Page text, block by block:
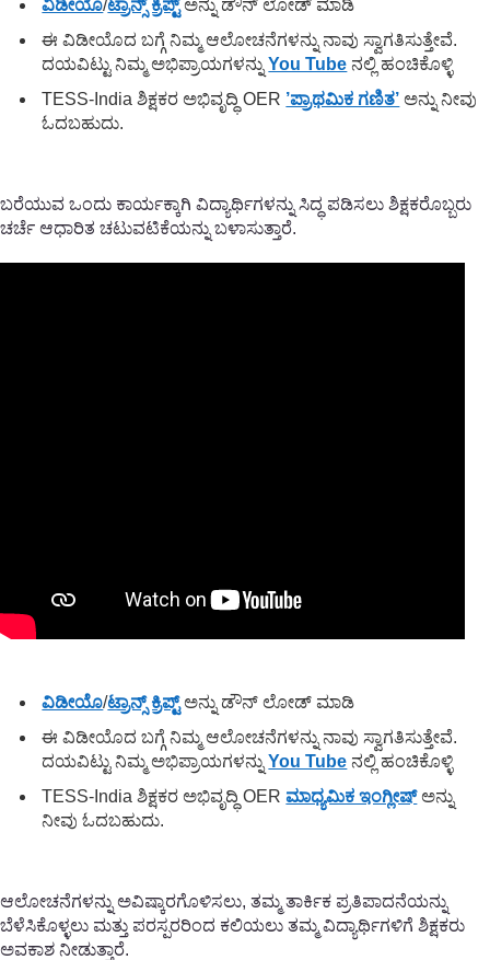
ವಿಡೀಯೊ/ಟ್ರಾನ್ಸ್ ಕ್ರಿಪ್ಟ್ಅನ್ನು ಡೌನ್ ಲೋಡ್ ಮಾಡಿ
ಈ ವಿಡೀಯೊದ ಬಗ್ಗೆ ನಿಮ್ಮ ಆಲೋಚನೆಗಳನ್ನು ನಾವು ಸ್ವಾಗತಿಸುತ್ತೇವೆ.
ದಯವಿಟ್ಟು ನಿಮ್ಮ ಅಭಿಪ್ರಾಯಗಳನ್ನುYou Tube ನಲ್ಲಿ ಹಂಚಿಕೊಳ್ಳಿ
TESS-India ಶಿಕ್ಷಕರ ಅಭಿವೃದ್ಧಿ OER ’ಪ್ರಾಥಮಿಕ ಗಣಿತ’ ಅನ್ನು ನೀವು
ಓದಬಹುದು.
ಬರೆಯುವ ಒಂದು ಕಾರ್ಯಕ್ಕಾಗಿ ವಿದ್ಯಾರ್ಥಿಗಳನ್ನು ಸಿದ್ಧ ಪಡಿಸಲು ಶಿಕ್ಷಕರೊಬ್ಬರು
ಚರ್ಚೆ ಆಧಾರಿತ ಚಟುವಟಿಕೆಯನ್ನು ಬಳಾಸುತ್ತಾರೆ.
ವಿಡೀಯೊ/ಟ್ರಾನ್ಸ್ ಕ್ರಿಪ್ಟ್ಅನ್ನು ಡೌನ್ ಲೋಡ್ ಮಾಡಿ
ಈ ವಿಡೀಯೊದ ಬಗ್ಗೆ ನಿಮ್ಮ ಆಲೋಚನೆಗಳನ್ನು ನಾವು ಸ್ವಾಗತಿಸುತ್ತೇವೆ.
ದಯವಿಟ್ಟು ನಿಮ್ಮ ಅಭಿಪ್ರಾಯಗಳನ್ನುYou Tube ನಲ್ಲಿ ಹಂಚಿಕೊಳ್ಳಿ
TESS-India ಶಿಕ್ಷಕರ ಅಭಿವೃದ್ಧಿ OER ಮಾಧ್ಯಮಿಕ ಇಂಗ್ಲೀಷ್ಅನ್ನು
ನೀವು ಓದಬಹುದು.
ಆಲೋಚನೆಗಳನ್ನು ಅವಿಷ್ಕಾರಗೊಳಿಸಲು, ತಮ್ಮ ತಾರ್ಕಿಕ ಪ್ರತಿಪಾದನೆಯನ್ನು
ಬೆಳೆಸಿಕೊಳ್ಳಲು ಮತ್ತು ಪರಸ್ಪರರಿಂದ ಕಲಿಯಲು ತಮ್ಮ ವಿದ್ಯಾರ್ಥಿಗಳಿಗೆ ಶಿಕ್ಷಕರು
ಅವಕಾಶ ನೀಡುತ್ತಾರೆ.